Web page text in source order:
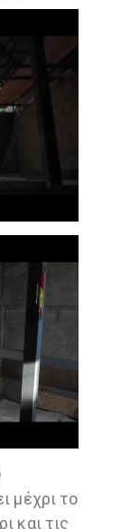
μέχρι το
και τις